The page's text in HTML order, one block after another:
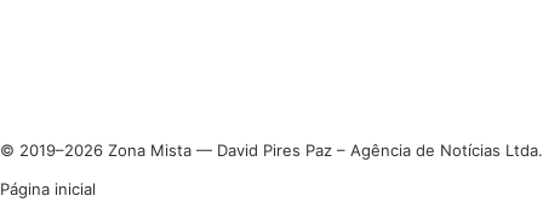
© 2019–2026 Zona Mista — David Pires Paz – Agência de Notícias Ltda.
Página inicial